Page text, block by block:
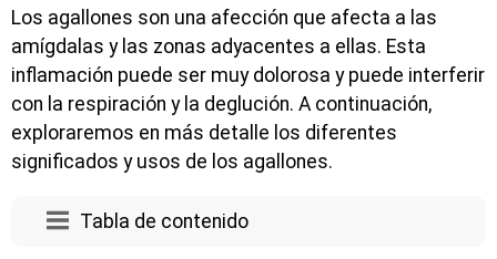
Los agallones son una afección que afecta a las
amígdalas y las zonas adyacentes a ellas. Esta
inflamación puede ser muy dolorosa y puede interferir
con la respiración y la deglución. A continuación,
exploraremos en más detalle los diferentes
significados y usos de los agallones.
Tabla de contenido